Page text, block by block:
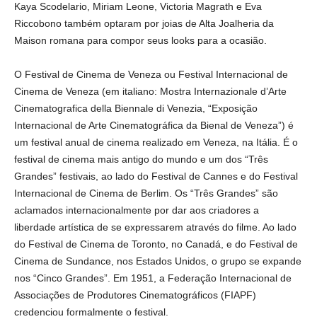
Kaya Scodelario, Miriam Leone, Victoria Magrath e Eva
Riccobono também optaram por joias de Alta Joalheria da
Maison romana para compor seus looks para a ocasião.
O Festival de Cinema de Veneza ou Festival Internacional de
Cinema de Veneza (em italiano: Mostra Internazionale d’Arte
Cinematografica della Biennale di Venezia, “Exposição
Internacional de Arte Cinematográfica da Bienal de Veneza”) é
um festival anual de cinema realizado em Veneza, na Itália. É o
festival de cinema mais antigo do mundo e um dos “Três
Grandes” festivais, ao lado do Festival de Cannes e do Festival
Internacional de Cinema de Berlim. Os “Três Grandes” são
aclamados internacionalmente por dar aos criadores a
liberdade artística de se expressarem através do filme. Ao lado
do Festival de Cinema de Toronto, no Canadá, e do Festival de
Cinema de Sundance, nos Estados Unidos, o grupo se expande
nos “Cinco Grandes”. Em 1951, a Federação Internacional de
Associações de Produtores Cinematográficos (FIAPF)
credenciou formalmente o festival.